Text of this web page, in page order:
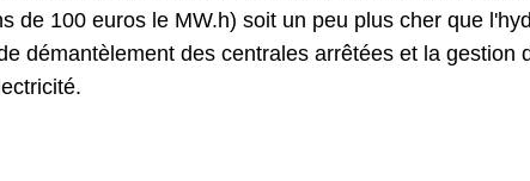
de 100 euros le MW.h) soit un peu plus cher que
démantèlement des centrales arrêtées et la